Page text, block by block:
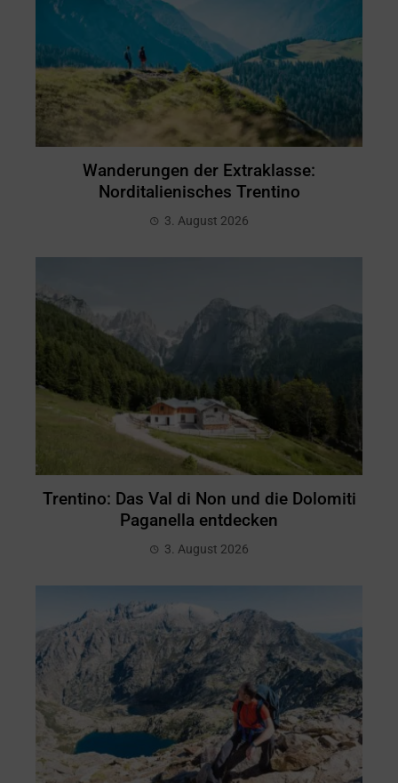
Wanderungen der Extraklasse:
Norditalienisches Trentino
3. August 2026
Trentino: Das Val di Non und die Dolomiti
Paganella entdecken
3. August 2026